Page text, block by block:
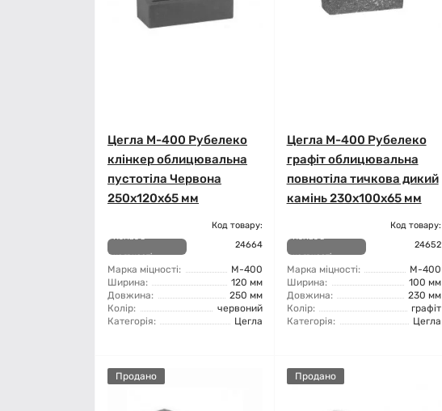
Цегла М-400 Рубелеко
клінкер облицювальна
пустотіла Червона
250x120x65 мм
Немає в
наявності
Код товару:
24664
Марка міцності:
М-400
Ширина:
120 мм
Довжина:
250 мм
Колір:
червоний
Категорія:
Цегла
Цегла М-400 Рубелеко
графіт облицювальна
повнотіла тичкова дикий
камінь 230x100x65 мм
Немає в
наявності
Код товару:
24652
Марка міцності:
М-400
Ширина:
100 мм
Довжина:
230 мм
Колір:
графіт
Категорія:
Цегла
Продано Продано